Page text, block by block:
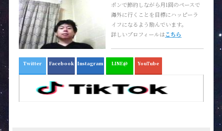
ポンで節約しながら月1回のペースで
海外に行くことを目標にハッピーラ
イフになるよう励んでいます。
詳しいプロフィールはこちら
Twitter Facebook Instagram LINE@ YouTube